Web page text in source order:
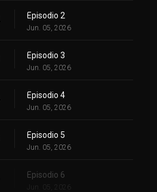
Episodio 2
Jun. 05, 2026
Episodio 3
Jun. 05, 2026
Episodio 4
Jun. 05, 2026
Episodio 5
Jun. 05, 2026
Episodio 6
Jun. 05, 2026